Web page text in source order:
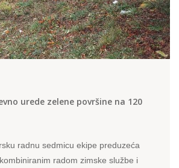
urede zelene površine na 120
radnu sedmicu ekipe preduzeća
radom zimske službe i